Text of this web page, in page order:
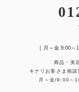
［ 月～金 9:00～
商品・美
キナリお客さま相談
月～金/9:00～